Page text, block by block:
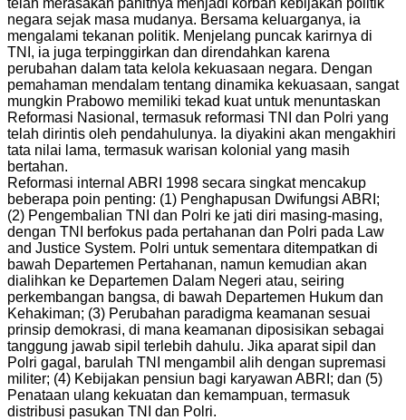
negara sejak masa mudanya. Bersama keluarganya, ia
mengalami tekanan politik. Menjelang puncak karirnya di
TNI, ia juga terpinggirkan dan direndahkan karena
perubahan dalam tata kelola kekuasaan negara. Dengan
pemahaman mendalam tentang dinamika kekuasaan, sangat
mungkin Prabowo memiliki tekad kuat untuk menuntaskan
Reformasi Nasional, termasuk reformasi TNI dan Polri yang
telah dirintis oleh pendahulunya. Ia diyakini akan mengakhiri
tata nilai lama, termasuk warisan kolonial yang masih
bertahan.
Reformasi internal ABRI 1998 secara singkat mencakup
beberapa poin penting: (1) Penghapusan Dwifungsi ABRI;
(2) Pengembalian TNI dan Polri ke jati diri masing-masing,
dengan TNI berfokus pada pertahanan dan Polri pada Law
and Justice System. Polri untuk sementara ditempatkan di
bawah Departemen Pertahanan, namun kemudian akan
dialihkan ke Departemen Dalam Negeri atau, seiring
perkembangan bangsa, di bawah Departemen Hukum dan
Kehakiman; (3) Perubahan paradigma keamanan sesuai
prinsip demokrasi, di mana keamanan diposisikan sebagai
tanggung jawab sipil terlebih dahulu. Jika aparat sipil dan
Polri gagal, barulah TNI mengambil alih dengan supremasi
militer; (4) Kebijakan pensiun bagi karyawan ABRI; dan (5)
Penataan ulang kekuatan dan kemampuan, termasuk
distribusi pasukan TNI dan Polri.